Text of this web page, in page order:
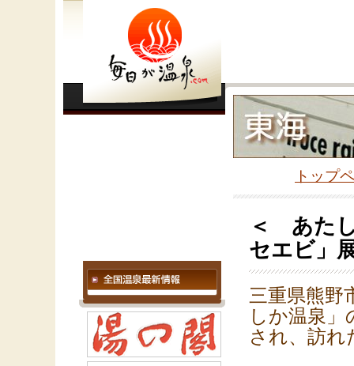
トップ
＜ あた
セエビ」
三重県熊野
しか温泉
され、訪れ